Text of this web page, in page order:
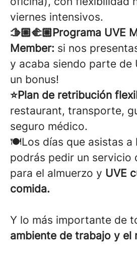
viernes intensivos.
🫱🏼‍🫲🏼Programa UVE
Member: si nos
y acaba siendo parte de
un bonus!
⭐Plan de retribución
restaurant, transporte,
seguro médico.
🍽️Los días que asistas a
podrás pedir un servicio
para el almuerzo y UVE
comida.
Y lo más importante de
ambiente de trabajo y el